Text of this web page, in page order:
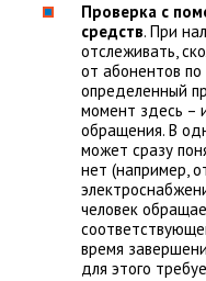
Проверка с
средств. При
отслеживать,
от абонентов
определенный
момент здесь –
обращения. В
может сразу
нет (например,
человек
время
для этого